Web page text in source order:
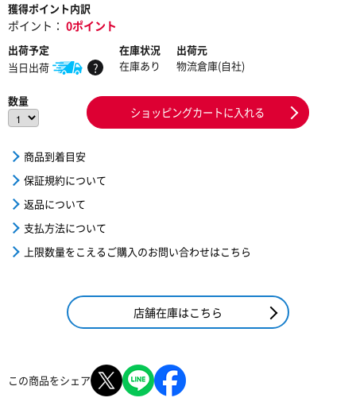
獲得ポイント内訳
ポイント： 0ポイント
出荷予定
当日出荷
?
在庫状況
在庫あり
出荷元
物流倉庫(自社)
数量
ショッピングカートに入れる
商品到着目安
保証規約について
返品について
支払方法について
上限数量をこえるご購入のお問い合わせはこちら
店舗在庫はこちら
この商品をシェア